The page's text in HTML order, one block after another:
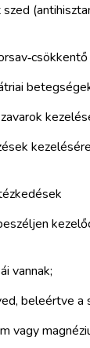
vannak;
beleértve a
vagy